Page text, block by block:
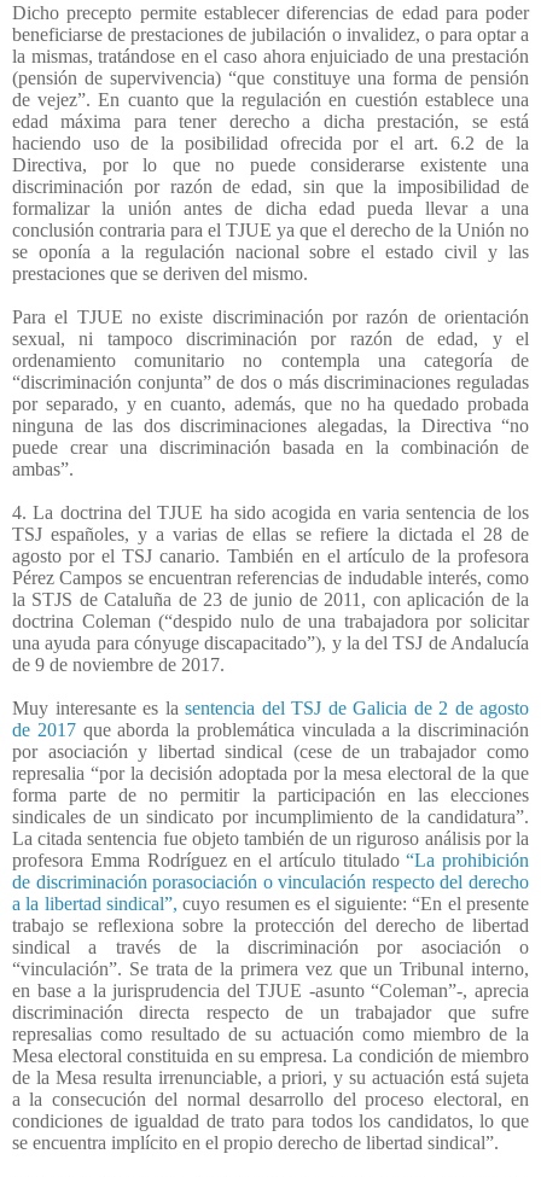
Dicho precepto permite establecer diferencias de edad para poder
beneficiarse de prestaciones de jubilación o invalidez, o para optar a
la mismas, tratándose en el caso ahora enjuiciado de una prestación
(pensión de supervivencia) “que constituye una forma de pensión
de vejez”. En cuanto que la regulación en cuestión establece una
edad máxima para tener derecho a dicha prestación, se está
haciendo uso de la posibilidad ofrecida por el art. 6.2 de la
Directiva, por lo que no puede considerarse existente una
discriminación por razón de edad, sin que la imposibilidad de
formalizar la unión antes de dicha edad pueda llevar a una
conclusión contraria para el TJUE ya que el derecho de la Unión no
se oponía a la regulación nacional sobre el estado civil y las
prestaciones que se deriven del mismo.
Para el TJUE no existe discriminación por razón de orientación
sexual, ni tampoco discriminación por razón de edad, y el
ordenamiento comunitario no contempla una categoría de
“discriminación conjunta” de dos o más discriminaciones reguladas
por separado, y en cuanto, además, que no ha quedado probada
ninguna de las dos discriminaciones alegadas, la Directiva “no
puede crear una discriminación basada en la combinación de
ambas”.
4. La doctrina del TJUE ha sido acogida en varia sentencia de los
TSJ españoles, y a varias de ellas se refiere la dictada el 28 de
agosto por el TSJ canario. También en el artículo de la profesora
Pérez Campos se encuentran referencias de indudable interés, como
la STJS de Cataluña de 23 de junio de 2011, con aplicación de la
doctrina Coleman (“despido nulo de una trabajadora por solicitar
una ayuda para cónyuge discapacitado”), y la del TSJ de Andalucía
de 9 de noviembre de 2017.
Muy interesante es la sentencia del TSJ de Galicia de 2 de agosto
de 2017que aborda la problemática vinculada a la discriminación
por asociación y libertad sindical (cese de un trabajador como
represalia “por la decisión adoptada por la mesa electoral de la que
forma parte de no permitir la participación en las elecciones
sindicales de un sindicato por incumplimiento de la candidatura”.
La citada sentencia fue objeto también de un riguroso análisis por la
profesora Emma Rodríguez en el artículo titulado“La prohibición
de discriminación porasociación o vinculación respecto del derecho
a la libertad sindical”, cuyo resumen es el siguiente: “En el presente
trabajo se reflexiona sobre la protección del derecho de libertad
sindical a través de la discriminación por asociación o
“vinculación”. Se trata de la primera vez que un Tribunal interno,
en base a la jurisprudencia del TJUE -asunto “Coleman”-, aprecia
discriminación directa respecto de un trabajador que sufre
represalias como resultado de su actuación como miembro de la
Mesa electoral constituida en su empresa. La condición de miembro
de la Mesa resulta irrenunciable, a priori, y su actuación está sujeta
a la consecución del normal desarrollo del proceso electoral, en
condiciones de igualdad de trato para todos los candidatos, lo que
se encuentra implícito en el propio derecho de libertad sindical”.